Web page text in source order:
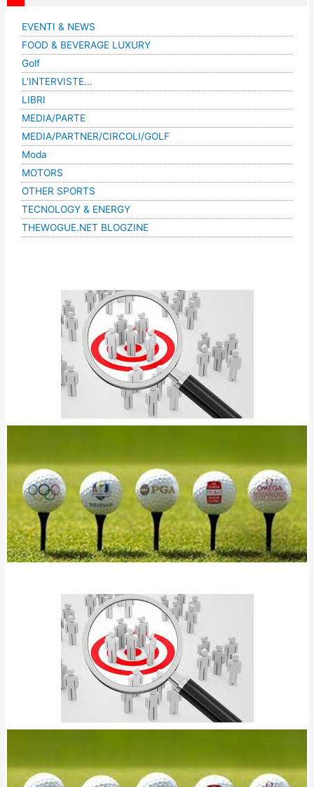
EVENTI & NEWS
FOOD & BEVERAGE LUXURY
Golf
L'INTERVISTE…
LIBRI
MEDIA/PARTE
MEDIA/PARTNER/CIRCOLI/GOLF
Moda
MOTORS
OTHER SPORTS
TECNOLOGY & ENERGY
THEWOGUE.NET BLOGZINE